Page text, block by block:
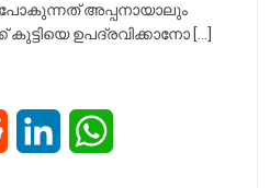
പോകുന്നത് അപ്പനായാലും
ഉപദ്രവിക്കാനോ […]
Reddit LinkedIn